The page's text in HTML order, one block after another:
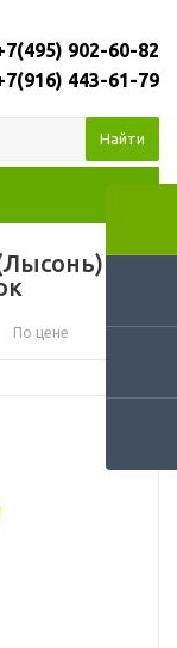
902-60-82
443-61-79
Найти
По цене